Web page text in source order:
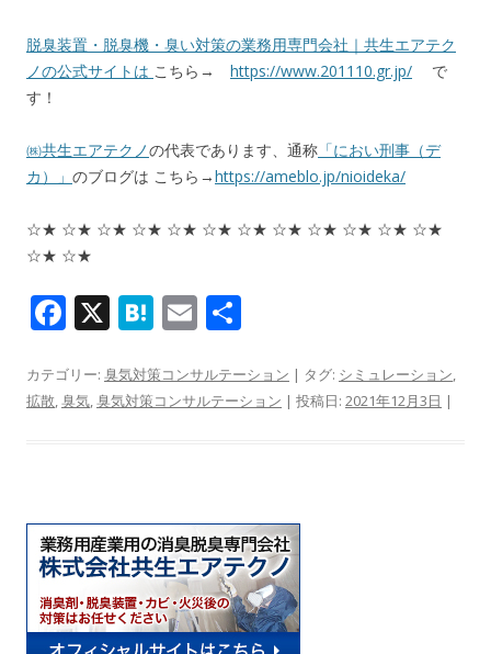
脱臭装置・脱臭機・臭い対策の業務用専門会社｜共生エアテク
ノの公式サイトは こちら→ https://www.201110.gr.jp/ で
す！
㈱共生エアテクノの代表であります、通称 「におい刑事（デ
カ）」 のブログは こちら→https://ameblo.jp/nioideka/
☆★ ☆★ ☆★ ☆★ ☆★ ☆★ ☆★ ☆★ ☆★ ☆★ ☆★ ☆★
☆★ ☆★
F
e
b
k
X H
e
n
E
ai
l
カテゴリー: 臭気対策コンサルテーション | タグ: シミュレーション,
拡散,臭気,臭気対策コンサルテーション | 投稿日: 2021年12月3日 |